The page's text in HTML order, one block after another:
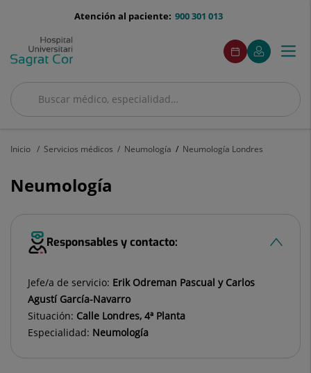
menu-
900 301 013
Atención al paciente:
Buscar
Buscar
menuAcceso
Pedir
cita
Este
enlace
se
en
Mi
Quirónsalud
Este
enlace
se
en
ventana
Menú
Inicio Servicios médicos Neumología Neumología Londres
Neumología
Responsables y contacto:
Jefe/a de servicio: Erik Odreman Pascual y Carlos
Agustí García-Navarro
Situación: Calle Londres, 4ª Planta
Especialidad: Neumología